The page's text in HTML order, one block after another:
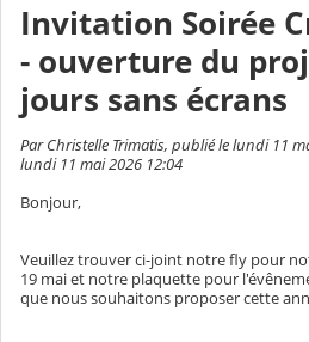
Invitation Soirée
- ouverture du
jours sans écrans
Par Christelle Trimatis, publié le lundi 11
lundi 11 mai 2026 12:04
Bonjour,
Veuillez trouver ci-joint notre fly pour
19 mai et notre plaquette pour
que nous souhaitons proposer cette